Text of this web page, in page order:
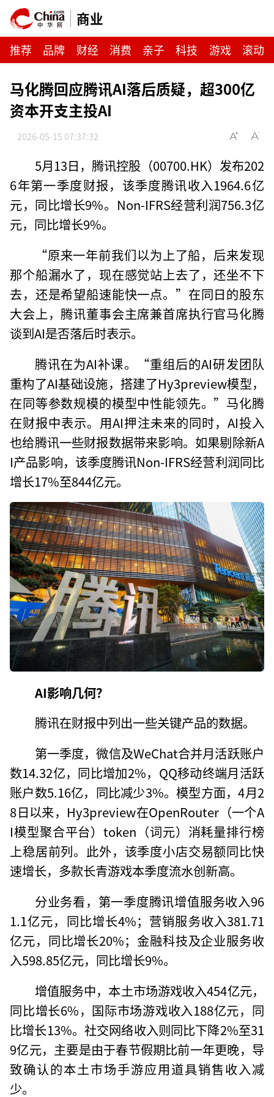
商业
推荐 品牌 财经 消费 亲子 科技 游戏 滚动
马化腾回应腾讯AI落后质疑，超300亿
资本开支主投AI
2026-05-15 07:37:32
5月13日，腾讯控股（00700.HK）发布202
6年第一季度财报，该季度腾讯收入1964.6亿
元，同比增长9%。Non-IFRS经营利润756.3亿
元，同比增长9%。
“原来一年前我们以为上了船，后来发现
那个船漏水了，现在感觉站上去了，还坐不下
去，还是希望船速能快一点。”在同日的股东
大会上，腾讯董事会主席兼首席执行官马化腾
谈到AI是否落后时表示。
腾讯在为AI补课。“重组后的AI研发团队
重构了AI基础设施，搭建了Hy3preview模型，
在同等参数规模的模型中性能领先。”马化腾
在财报中表示。用AI押注未来的同时，AI投入
也给腾讯一些财报数据带来影响。如果剔除新A
I产品影响，该季度腾讯Non-IFRS经营利润同比
增长17%至844亿元。
AI影响几何？
腾讯在财报中列出一些关键产品的数据。
第一季度，微信及WeChat合并月活跃账户
数14.32亿，同比增加2%，QQ移动终端月活跃
账户数5.16亿，同比减少3%。模型方面，4月2
8日以来，Hy3preview在OpenRouter（一个A
I模型聚合平台）token（词元）消耗量排行榜
上稳居前列。此外，该季度小店交易额同比快
速增长，多款长青游戏本季度流水创新高。
分业务看，第一季度腾讯增值服务收入96
1.1亿元，同比增长4%；营销服务收入381.71
亿元，同比增长20%；金融科技及企业服务收
入598.85亿元，同比增长9%。
增值服务中，本土市场游戏收入454亿元，
同比增长6%，国际市场游戏收入188亿元，同
比增长13%。社交网络收入则同比下降2%至31
9亿元，主要是由于春节假期比前一年更晚，导
致确认的本土市场手游应用道具销售收入减
少。